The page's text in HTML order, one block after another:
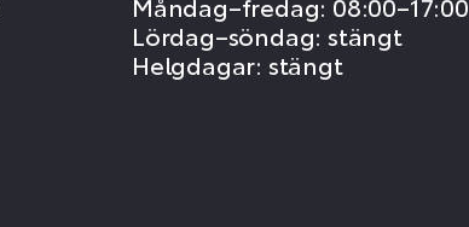
Lördag–söndag: stängt
Helgdagar: stängt